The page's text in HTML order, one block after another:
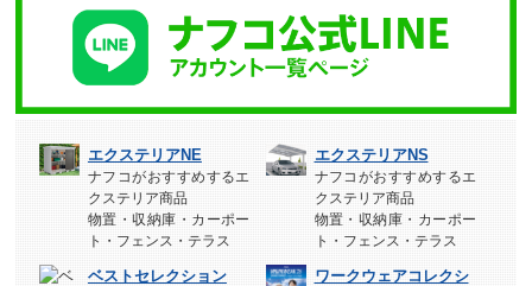
エクステリアNE
ナフコがおすすめするエ
クステリア商品
物置・収納庫・カーポー
ト・フェンス・テラス
エクステリアNS
ナフコがおすすめするエ
クステリア商品
物置・収納庫・カーポー
ト・フェンス・テラス
ベストセレクション
ワークウェアコレクシ